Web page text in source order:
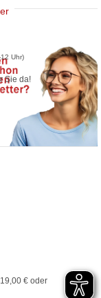
Uhr)
Sie da!
€ oder